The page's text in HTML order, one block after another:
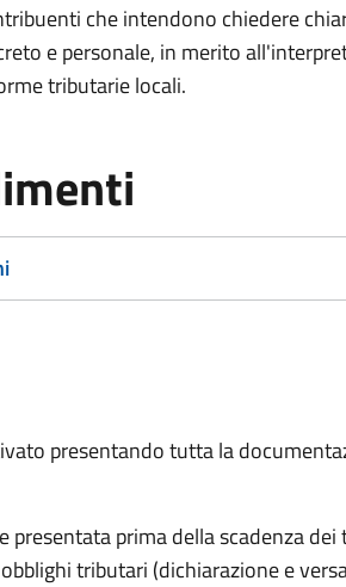
che intendono chiedere
e personale, in merito
tributarie locali.
presentando tutta la
presentata prima della scadenza
tributari (dichiarazione e